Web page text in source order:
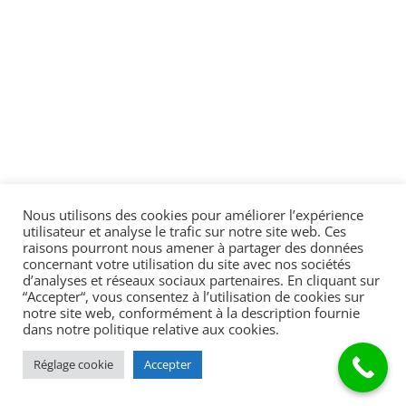
Copyright © 2022 – TIP TOP TRAVAUXI
Mentions
légales
Nous utilisons des cookies pour améliorer l’expérience
utilisateur et analyse le trafic sur notre site web. Ces
raisons pourront nous amener à partager des données
concernant votre utilisation du site avec nos sociétés
d’analyses et réseaux sociaux partenaires. En cliquant sur
“Accepter“, vous consentez à l’utilisation de cookies sur
notre site web, conformément à la description fournie
dans notre politique relative aux cookies.
Réglage cookie Accepter